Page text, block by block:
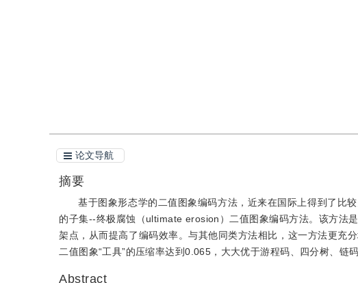
论文导航
摘要
基于图象形态学的二值图象编码方法，近来在国际上得到了比
的子集--终极腐蚀（ultimate erosion）二值图象编码方法。该方法
架点，从而提高了编码效率。与其他同类方法相比，这一方法更充
二值图象“工具”的压缩率达到0.065，大大优于游程码、四分树、链码
Abstract